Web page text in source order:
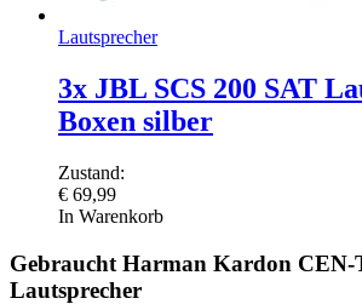
Lautsprecher
3x JBL SCS 200 SAT
Boxen silber
Zustand:
€ 69,99
In Warenkorb
Gebraucht Harman Kardon СEN-
Lautsprecher